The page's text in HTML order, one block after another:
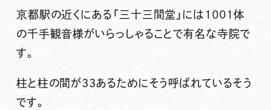
京都駅の近くにある「三十三間堂」には１００１体
の千手観音様がいらっしゃることで有名な寺院で
す。
柱と柱の間が33あるためにそう呼ばれているそう
です。